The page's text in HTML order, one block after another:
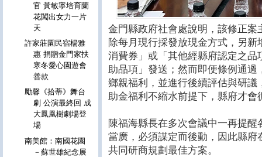
金門縣政府社會處說明，該修正
除每月現行採發放現金方式，另
消費券」或「其他經縣府認定之
助品項」發送；然而即便條例通
鄉親福利，並進行後續評估與研
助金福利不縮水前提下，縣府才
陳福海縣長在多次會議中一再提
當廣，必須謀定而後動，因此縣
共同研商規劃最佳方案。
官 黃敏寧培育蘭
花闖出女力一片
天
許家莊園民宿楊雅
惠 捐贈金門家扶
寒冬愛心園遊會
善款
勵馨《拾蒂》舞台
劇 公演最終回 成
大鳳凰樹劇場登
場
南美館：南國花園
－蘇世雄紀念展